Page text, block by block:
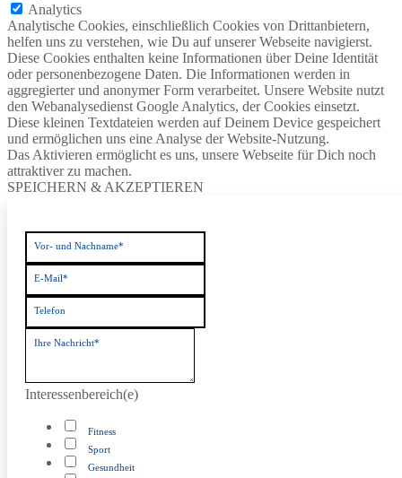
Analytics
Analytische Cookies, einschließlich Cookies von Drittanbietern,
helfen uns zu verstehen, wie Du auf unserer Webseite navigierst.
Diese Cookies enthalten keine Informationen über Deine Identität
oder personenbezogene Daten. Die Informationen werden in
aggregierter und anonymer Form verarbeitet. Unsere Website nutzt
den Webanalysedienst Google Analytics, der Cookies einsetzt.
Diese kleinen Textdateien werden auf Deinem Device gespeichert
und ermöglichen uns eine Analyse der Website-Nutzung.
Das Aktivieren ermöglicht es uns, unsere Webseite für Dich noch
attraktiver zu machen.
SPEICHERN & AKZEPTIEREN
Vor- und Nachname*
E-Mail*
Telefon
Ihre Nachricht*
Interessenbereich(e)
Fitness
Sport
Gesundheit